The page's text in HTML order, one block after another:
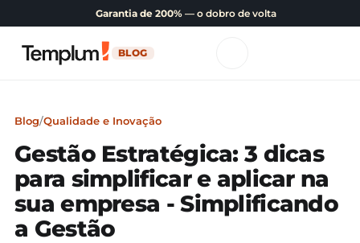
Garantia de 200% — o dobro de volta
BLOG
Blog/Qualidade e Inovação
Gestão Estratégica: 3 dicas
para simplificar e aplicar na
sua empresa - Simplificando
a Gestão